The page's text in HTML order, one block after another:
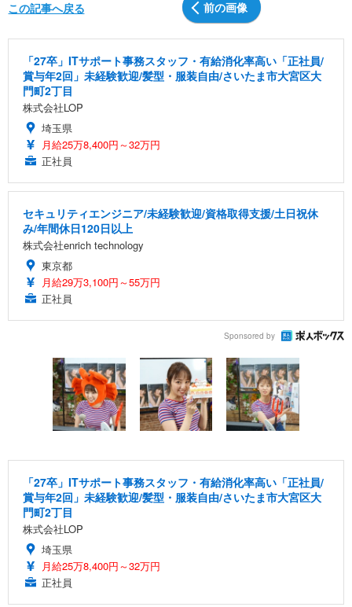
前の画像
この記事へ戻る
「27卒」ITサポート事務スタッフ・有給消化率高い「正社員/
賞与年2回」未経験歓迎/髪型・服装自由/さいたま市大宮区大
門町2丁目
株式会社LOP
埼玉県
月給25万8,400円～32万円
正社員
セキュリティエンジニア/未経験歓迎/資格取得支援/土日祝休
み/年間休日120日以上
株式会社enrich technology
東京都
月給29万3,100円～55万円
正社員
Sponsored by
「27卒」ITサポート事務スタッフ・有給消化率高い「正社員/
賞与年2回」未経験歓迎/髪型・服装自由/さいたま市大宮区大
門町2丁目
株式会社LOP
埼玉県
月給25万8,400円～32万円
正社員